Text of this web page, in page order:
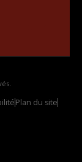
Plan du site